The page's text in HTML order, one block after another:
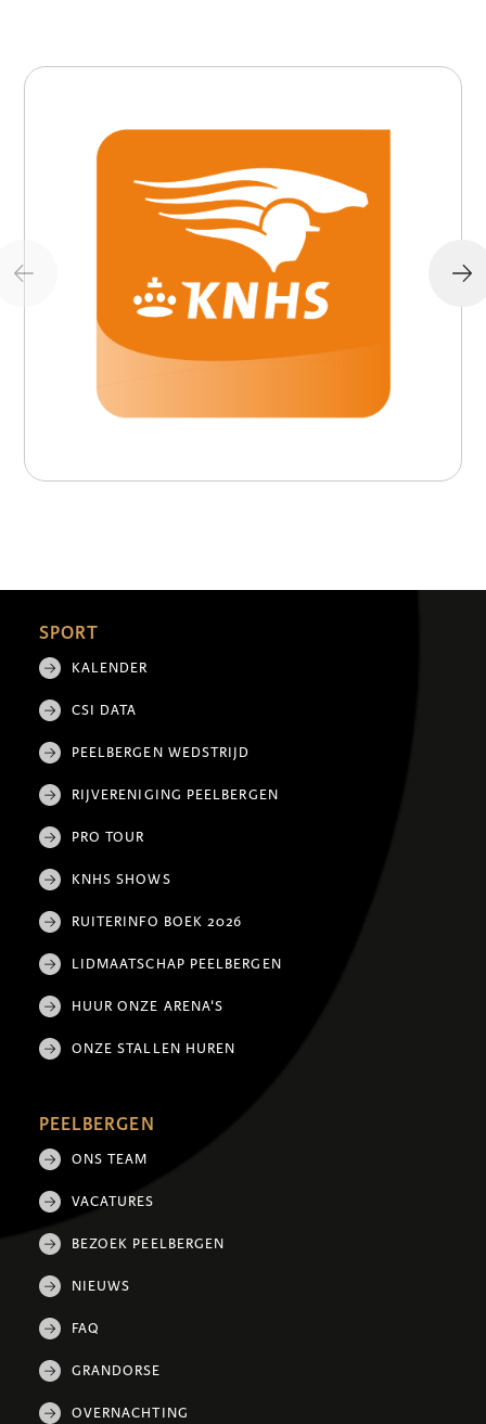
SPORT
KALENDER
CSI DATA
PEELBERGEN WEDSTRIJD
RIJVERENIGING PEELBERGEN
PRO TOUR
KNHS SHOWS
RUITERINFO BOEK 2026
LIDMAATSCHAP PEELBERGEN
HUUR ONZE ARENA'S
ONZE STALLEN HUREN
PEELBERGEN
ONS TEAM
VACATURES
BEZOEK PEELBERGEN
NIEUWS
FAQ
GRANDORSE
OVERNACHTING